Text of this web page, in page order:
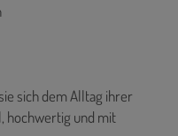
sich dem Alltag ihrer
hochwertig und mit